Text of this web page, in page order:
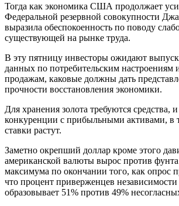
Тогда как экономика США продолжает
Федеральной резервной совокупности
выразила обеспокоенность по поводу
существующей на рынке труда.
В эту пятницу инвесторы ожидают
данных по потребительским настроениям
продажам, каковые должны дать
прочности восстановления экономики.
Для хранения золота требуются средства,
конкуренции с прибыльными активами, в
ставки растут.
Заметно окрепший доллар кроме этого
американской валюты вырос против
максимума по окончании того, как опрос
что процент приверженцев
образовывает 51% против 49%